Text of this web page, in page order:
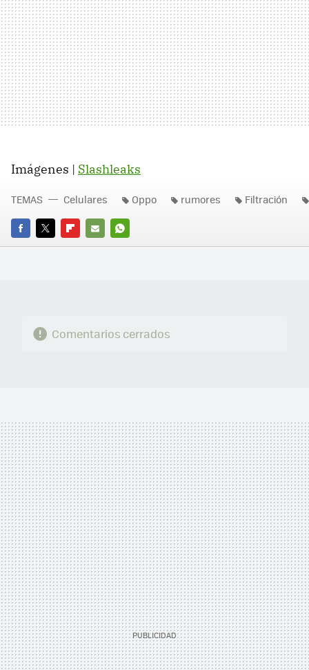
Imágenes | Slashleaks
FACEBOOK
TWITTERFLIPBOARD
E-
WHATSAPP
TEMAS Celulares Oppo rumores Filtración
Comentarios cerrados